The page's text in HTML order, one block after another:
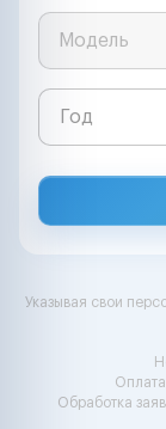
Модель
Указывая свои
Обработка